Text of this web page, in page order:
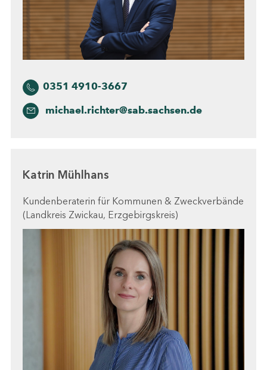
0351 4910-3667
michael.richter@sab.sachsen.de
Katrin Mühlhans
Kundenberaterin für Kommunen & Zweckverbände
(Landkreis Zwickau, Erzgebirgskreis)